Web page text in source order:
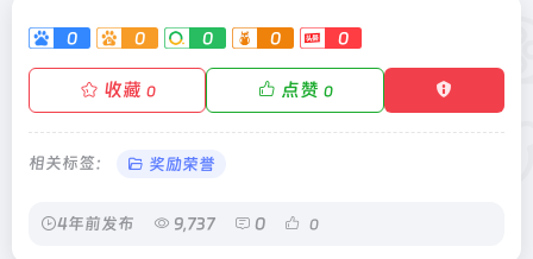
0 0 0 0 0
收藏 0 点赞 0
相关标签： 奖励荣誉
4年前发布 9,737 0 0